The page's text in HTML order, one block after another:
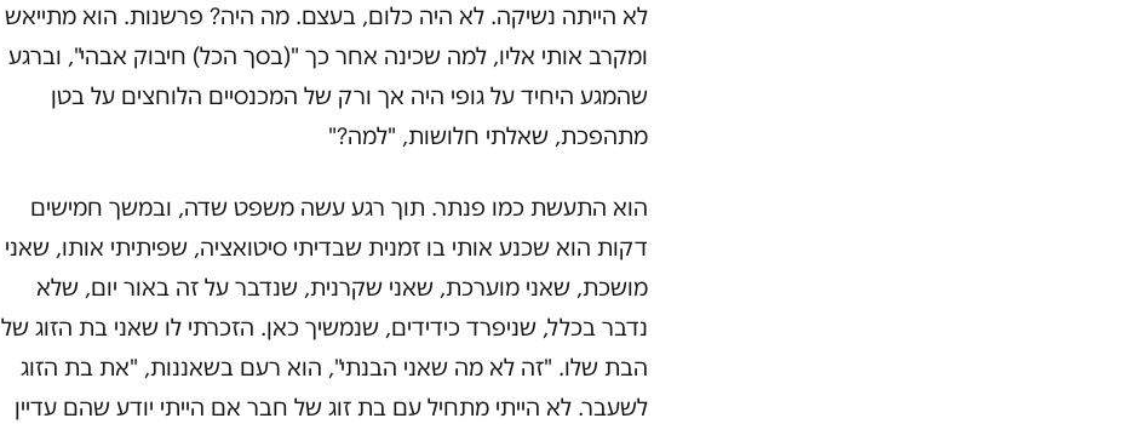
לא הייתה נשיקה. לא היה כלום, בעצם. מה היה? פרשנות. הוא מתייאש
ומקרב אותי אליו, למה שכינה אחר כך "(בסך הכל) חיבוק אבהי", וברגע
שהמגע היחיד על גופי היה אך ורק של המכנסיים הלוחצים על בטן
מתהפכת, שאלתי חלושות, "למה?"
הוא התעשת כמו פנתר. תוך רגע עשה משפט שדה, ובמשך חמישים
דקות הוא שכנע אותי בו זמנית שבדיתי סיטואציה, שפיתיתי אותו, שאני
מושכת, שאני מוערכת, שאני שקרנית, שנדבר על זה באור יום, שלא
נדבר בכלל, שניפרד כידידים, שנמשיך כאן. הזכרתי לו שאני בת הזוג של
הבת שלו. "זה לא מה שאני הבנתי", הוא רעם בשאננות, "את בת הזוג
לשעבר. לא הייתי מתחיל עם בת זוג של חבר אם הייתי יודע שהם עדיין